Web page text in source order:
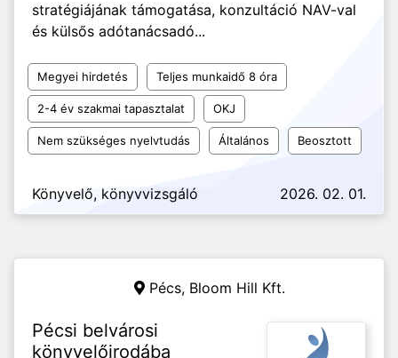
stratégiájának támogatása, konzultáció NAV-val
és külsős adótanácsadó...
Megyei hirdetés Teljes munkaidő 8 óra
2-4 év szakmai tapasztalat OKJ
Nem szükséges nyelvtudás Általános Beosztott
Könyvelő, könyvvizsgáló 2026. 02. 01.
Pécs, Bloom Hill Kft.
Pécsi belvárosi
könyvelőirodába